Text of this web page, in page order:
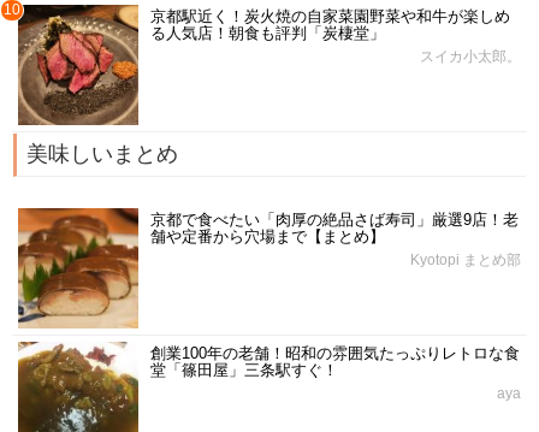
10
京都駅近く！炭火焼の自家菜園野菜や和牛が楽しめ
る人気店！朝食も評判「炭棲堂」
スイカ小太郎。
美味しいまとめ
京都で食べたい「肉厚の絶品さば寿司」厳選9店！老
舗や定番から穴場まで【まとめ】
Kyotopi まとめ部
創業100年の老舗！昭和の雰囲気たっぷりレトロな食
堂「篠田屋」三条駅すぐ！
aya